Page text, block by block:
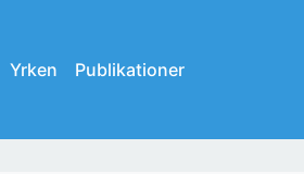
Yrken Publikationer